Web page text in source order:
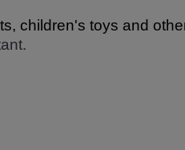
children's toys and